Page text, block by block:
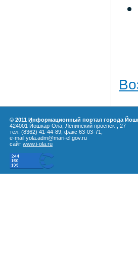
© 2011 Информационный портал города
424001 Йошкар-Ола, Ленинский проспект, 27
тел. (8362) 41-44-89, факс 63-03-71,
e-mail yola.adm@mari-el.gov.ru
сайт www.i-ola.ru